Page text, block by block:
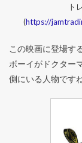
ト
(https://
この映画に登場す
ボーイがドクター
側にいる人物です